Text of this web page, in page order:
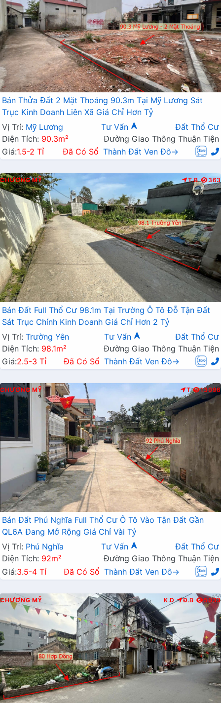
Bán Thửa Đất 2 Mặt Thoáng 90.3m Tại Mỹ Lương Sát
Trục Kinh Doanh Liên Xã Giá Chỉ Hơn Tỷ
Vị Trí: Mỹ Lương Tư Vấn
Đất Thổ Cư
Diện Tích: 90.3m²
Đường Giao Thông Thuận Tiện
Giá:1.5-2 Tỉ Đã Có Sổ Thành Đất Ven Đô→
CHƯƠNG MỸ T.B 363
Bán Đất Full Thổ Cư 98.1m Tại Trường Ô Tô Đỗ Tận Đất
Sát Trục Chính Kinh Doanh Giá Chỉ Hơn 2 Tỷ
Vị Trí: Trường Yên Tư Vấn
Đất Thổ Cư
Diện Tích: 98.1m²
Đường Giao Thông Thuận Tiện
Giá:2.5-3 Tỉ Đã Có Sổ Thành Đất Ven Đô→
CHƯƠNG MỸ T 13096
Bán Đất Phú Nghĩa Full Thổ Cư Ô Tô Vào Tận Đất Gần
QL6A Đang Mở Rộng Giá Chỉ Vài Tỷ
Vị Trí: Phú Nghĩa Tư Vấn
Đất Thổ Cư
Diện Tích: 92m²
Đường Giao Thông Thuận Tiện
Giá:3.5-4 Tỉ Đã Có Sổ Thành Đất Ven Đô→
CHƯƠNG MỸ K.D Đ.B 5033